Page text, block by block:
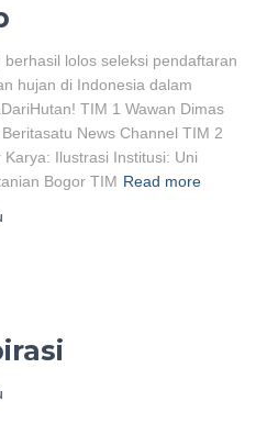
lolos seleksi pendaftaran
hujan di Indonesia dalam
TIM 1 Wawan Dimas
News Channel TIM 2
Ilustrasi Institusi: Uni
Bogor TIM Read more